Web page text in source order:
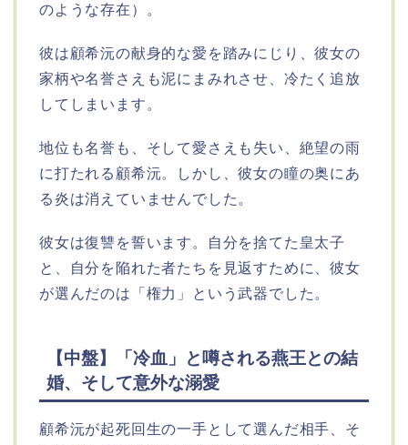
のような存在）。
彼は顧希沅の献身的な愛を踏みにじり、彼女の
家柄や名誉さえも泥にまみれさせ、冷たく追放
してしまいます。
地位も名誉も、そして愛さえも失い、絶望の雨
に打たれる顧希沅。しかし、彼女の瞳の奥にあ
る炎は消えていませんでした。
彼女は復讐を誓います。自分を捨てた皇太子
と、自分を陥れた者たちを見返すために、彼女
が選んだのは「権力」という武器でした。
【中盤】「冷血」と噂される燕王との結
婚、そして意外な溺愛
顧希沅が起死回生の一手として選んだ相手、そ